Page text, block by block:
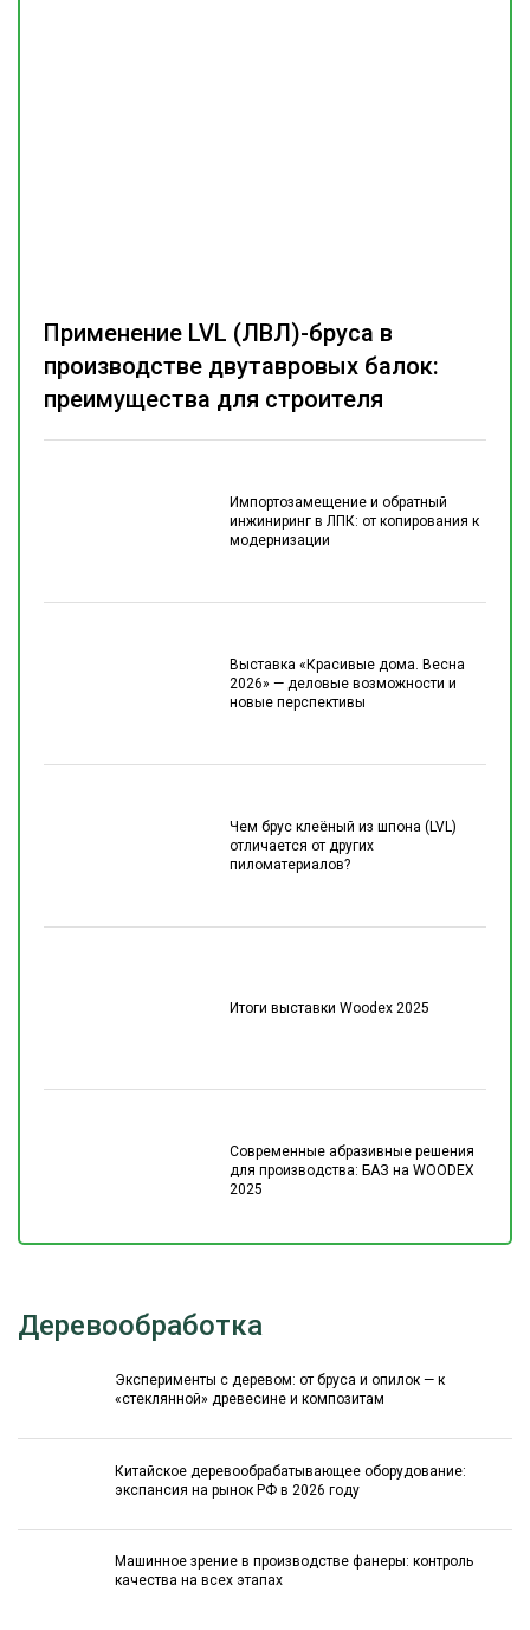
Импортозамещение и обратный
инжиниринг в ЛПК: от копирования к
модернизации
Выставка «Красивые дома. Весна
2026» — деловые возможности и
новые перспективы
Чем брус клеёный из шпона (LVL)
отличается от других
пиломатериалов?
Итоги выставки Woodex 2025
Современные абразивные решения
для производства: БАЗ на WOODEX
2025
Применение LVL (ЛВЛ)-бруса в
производстве двутавровых балок:
преимущества для строителя
Деревообработка
Эксперименты с деревом: от бруса и опилок — к
«стеклянной» древесине и композитам
Китайское деревообрабатывающее оборудование:
экспансия на рынок РФ в 2026 году
Машинное зрение в производстве фанеры: контроль
качества на всех этапах